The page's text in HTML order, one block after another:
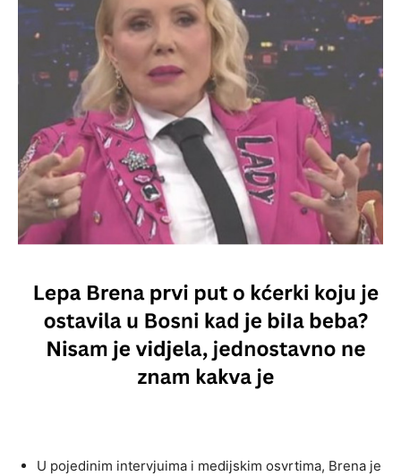
U pojedinim intervjuima i medijskim osvrtima, Brena je